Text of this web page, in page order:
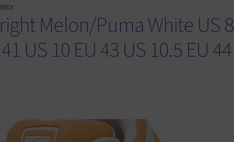
Melon/Puma White US 8
US 10 EU 43 US 10.5 EU 44